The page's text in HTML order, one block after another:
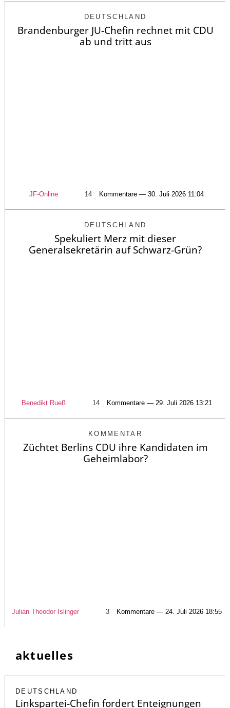
DEUTSCHLAND
Brandenburger JU-Chefin rechnet mit CDU
ab und tritt aus
JF-Online 14 Kommentare — 30. Juli 2026 11:04
DEUTSCHLAND
Spekuliert Merz mit dieser
Generalsekretärin auf Schwarz-Grün?
Benedikt Rueß 14 Kommentare — 29. Juli 2026 13:21
KOMMENTAR
Züchtet Berlins CDU ihre Kandidaten im
Geheimlabor?
Julian Theodor Islinger 3 Kommentare — 24. Juli 2026 18:55
aktuelles
DEUTSCHLAND
Linkspartei-Chefin fordert Enteignungen